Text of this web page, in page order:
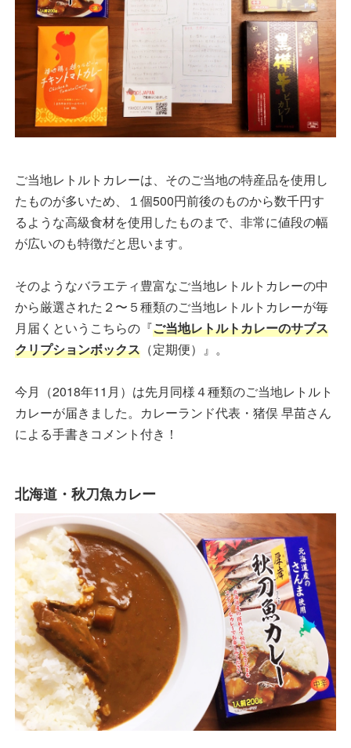
ご当地レトルトカレーは、そのご当地の特産品を使用し
たものが多いため、１個500円前後のものから数千円す
るような高級食材を使用したものまで、非常に値段の幅
が広いのも特徴だと思います。
そのようなバラエティ豊富なご当地レトルトカレーの中
から厳選された２〜５種類のご当地レトルトカレーが毎
月届くというこちらの『ご当地レトルトカレーのサブス
クリプションボックス （定期便）』。
今月（2018年11月）は先月同様４種類のご当地レトルト
カレーが届きました。カレーランド代表・猪俣 早苗さん
による手書きコメント付き！
北海道・秋刀魚カレー